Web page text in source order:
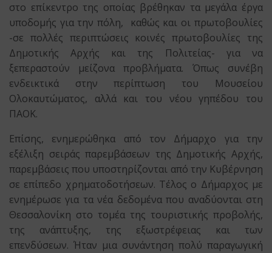
στο επίκεντρο της οποίας βρέθηκαν τα μεγάλα έργα
υποδομής για την πόλη, καθώς και οι πρωτοβουλίες
-σε πολλές περιπτώσεις κοινές πρωτοβουλίες της
Δημοτικής Αρχής και της Πολιτείας- για να
ξεπεραστούν μείζονα προβλήματα. Όπως συνέβη
ενδεικτικά στην περίπτωση του Μουσείου
Ολοκαυτώματος, αλλά και του νέου γηπέδου του
ΠΑΟΚ.
Επίσης, ενημερώθηκα από τον Δήμαρχο για την
εξέλιξη σειράς παρεμβάσεων της Δημοτικής Αρχής,
παρεμβάσεις που υποστηρίζονται από την Κυβέρνηση
σε επίπεδο χρηματοδοτήσεων. Τέλος ο Δήμαρχος με
ενημέρωσε για τα νέα δεδομένα που αναδύονται στη
Θεσσαλονίκη στο τομέα της τουριστικής προβολής,
της ανάπτυξης, της εξωστρέφειας και των
επενδύσεων. Ήταν μια συνάντηση πολύ παραγωγική